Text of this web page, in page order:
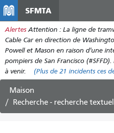
SFMTA
Alertes Attention : La ligne de
Cable Car en direction de
Powell et Mason en raison d'une
pompiers de San Francisco
à venir.
(Plus de 21 incidents ces
Maison
Recherche - recherche